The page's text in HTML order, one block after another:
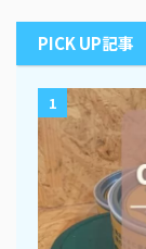
PICK UP記事
1